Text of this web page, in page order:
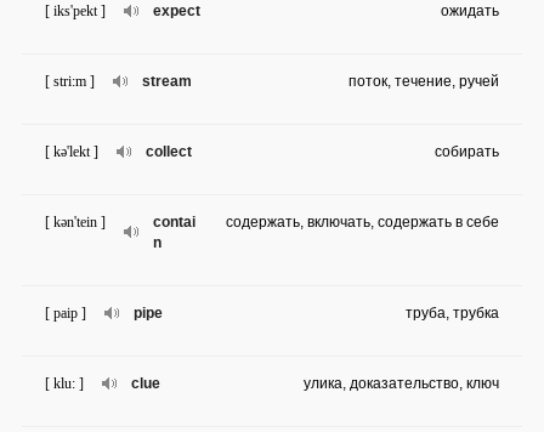
expect
[ iks'pekt ] ожидать
stream
[ stri:m ] поток, течение, ручей
collect
[ kə'lekt ] собирать
contai
n
[ kən'tein ] содержать, включать, содержать в себе
pipe
[ paip ] труба, трубка
clue
[ klu: ] улика, доказательство, ключ